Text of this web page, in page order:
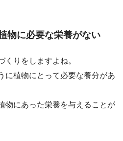
物に必要な栄養がない
くりをしますよね。
に植物にとって必要な養分があ
物にあった栄養を与えることが